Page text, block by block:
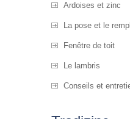
Ardoises et zinc
La pose et le
Fenêtre de toit
Le lambris
Conseils et